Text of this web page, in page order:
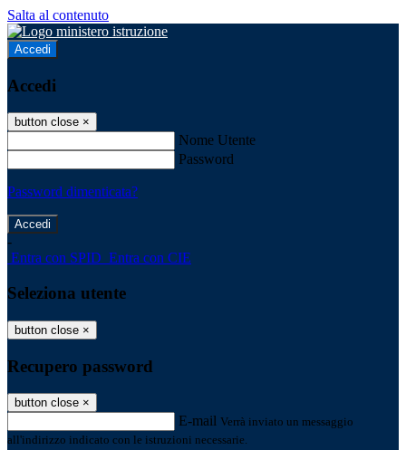
Salta al contenuto
Accedi
Accedi
button close ×
Nome Utente
Password
Password dimenticata?
-
Entra con SPID Entra con CIE
Seleziona utente
button close ×
Recupero password
button close ×
E-mail Verrà inviato un messaggio
all'indirizzo indicato con le istruzioni necessarie.